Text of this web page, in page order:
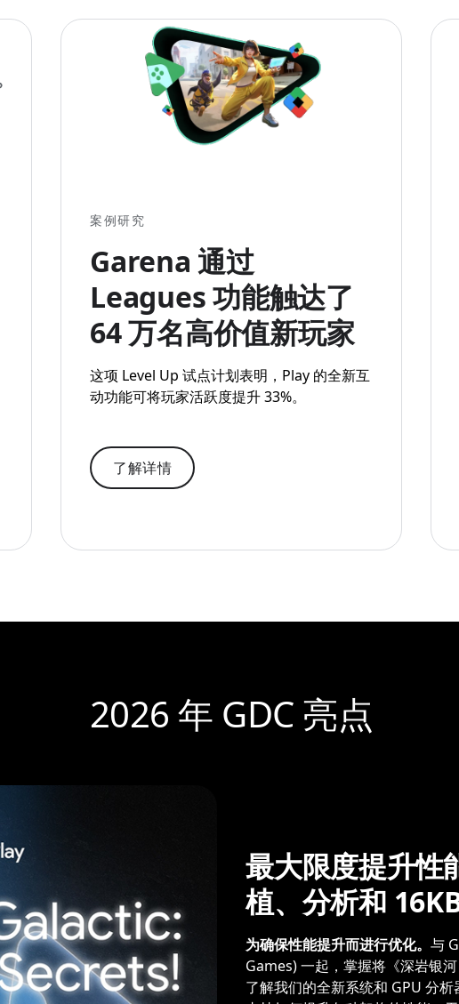
案例研究
Garena 通过
Leagues 功能触达了
64 万名高价值新玩家
这项 Level Up 试点计划表明，Play 的全新互
动功能可将玩家活跃度提升 33%。
了解详情
2026 年 GDC 亮点
最大限度提升
植、分析和
为确保性能提升而进行优化。 与
Games) 一起，掌握将《深岩银
了解我们的全新系统和 GPU 分